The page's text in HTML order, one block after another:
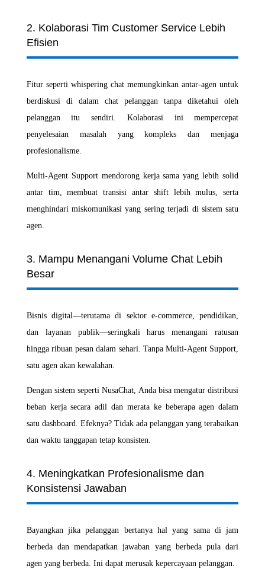
2. Kolaborasi Tim Customer Service Lebih
Efisien
Fitur seperti whispering chat memungkinkan antar-agen untuk
berdiskusi di dalam chat pelanggan tanpa diketahui oleh
pelanggan itu sendiri. Kolaborasi ini mempercepat
penyelesaian masalah yang kompleks dan menjaga
profesionalisme.
Multi-Agent Support mendorong kerja sama yang lebih solid
antar tim, membuat transisi antar shift lebih mulus, serta
menghindari miskomunikasi yang sering terjadi di sistem satu
agen.
3. Mampu Menangani Volume Chat Lebih
Besar
Bisnis digital—terutama di sektor e-commerce, pendidikan,
dan layanan publik—seringkali harus menangani ratusan
hingga ribuan pesan dalam sehari. Tanpa Multi-Agent Support,
satu agen akan kewalahan.
Dengan sistem seperti NusaChat, Anda bisa mengatur distribusi
beban kerja secara adil dan merata ke beberapa agen dalam
satu dashboard. Efeknya? Tidak ada pelanggan yang terabaikan
dan waktu tanggapan tetap konsisten.
4. Meningkatkan Profesionalisme dan
Konsistensi Jawaban
Bayangkan jika pelanggan bertanya hal yang sama di jam
berbeda dan mendapatkan jawaban yang berbeda pula dari
agen yang berbeda. Ini dapat merusak kepercayaan pelanggan.